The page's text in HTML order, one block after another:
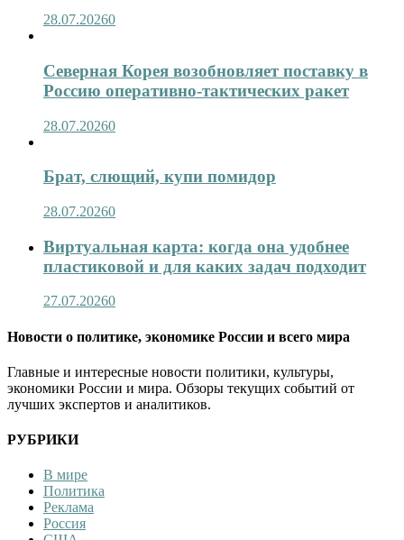
28.07.20260
Северная Корея возобновляет поставку в
Россию оперативно-тактических ракет
28.07.20260
Брат, слющий, купи помидор
28.07.20260
Виртуальная карта: когда она удобнее
пластиковой и для каких задач подходит
27.07.20260
Новости о политике, экономике России и всего мира
Главные и интересные новости политики, культуры,
экономики России и мира. Обзоры текущих событий от
лучших экспертов и аналитиков.
РУБРИКИ
В мире
Политика
Реклама
Россия